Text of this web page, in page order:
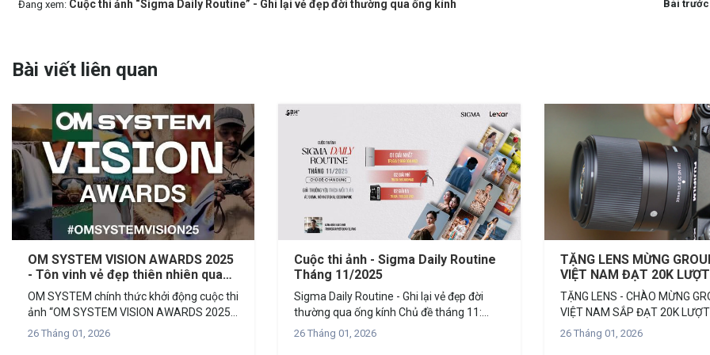
Đang xem: Cuộc thi ảnh “Sigma Daily Routine” - Ghi lại vẻ đẹp đời thường qua ống kính Bài trước
Bài viết liên quan
OM SYSTEM VISION AWARDS 2025
- Tôn vinh vẻ đẹp thiên nhiên qua
lăng kính nhiếp ảnh
OM SYSTEM chính thức khởi động cuộc thi
ảnh “OM SYSTEM VISION AWARDS 2025”,
nơi tôn vinh những nhiếp ảnh gia có tầm
26 Tháng 01, 2026
Cuộc thi ảnh - Sigma Daily Routine
Tháng 11/2025
Sigma Daily Routine - Ghi lại vẻ đẹp đời
thường qua ống kính Chủ đề tháng 11:
Chân dung con người Không cần những
26 Tháng 01, 2026
TẶNG LENS MỪNG
VIỆT NAM ĐẠT 20K
TẶNG LENS - CHÀO MỪNG
VIỆT NAM SẮP ĐẠT 20K
CHỦ ĐỀ: ỐNG KÍNH BẠN YÊU
26 Tháng 01, 2026